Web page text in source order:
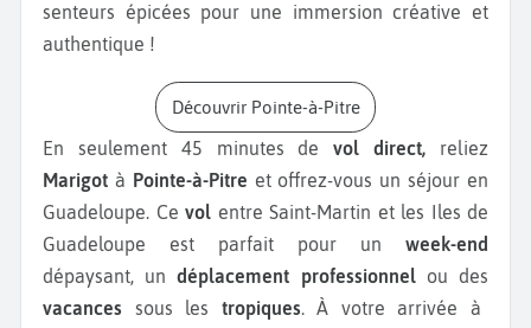
senteurs épicées pour une immersion créative et
authentique !
Découvrir Pointe-à-Pitre
En seulement 45 minutes de vol direct, reliez
Marigot à Pointe-à-Pitre et offrez-vous un séjour en
Guadeloupe. Ce vol entre Saint-Martin et les Iles de
Guadeloupe est parfait pour un week-end
dépaysant, undéplacement professionnel ou des
vacances sous les tropiques. À votre arrivée à